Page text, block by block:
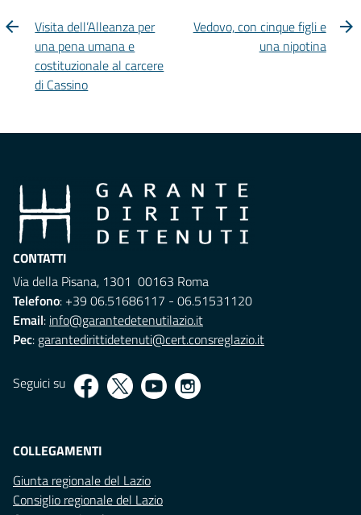
Visita dell’Alleanza per
una pena umana e
costituzionale al carcere
di Cassino
Vedovo, con cinque figli e
una nipotina
CONTATTI
Via della Pisana, 1301 00163 Roma
Telefono: +39 06.51686117 - 06.51531120
Email: info@garantedetenutilazio.it
Pec: garantedirittidetenuti@cert.consreglazio.it
Seguici su
COLLEGAMENTI
Giunta regionale del Lazio
Consiglio regionale del Lazio